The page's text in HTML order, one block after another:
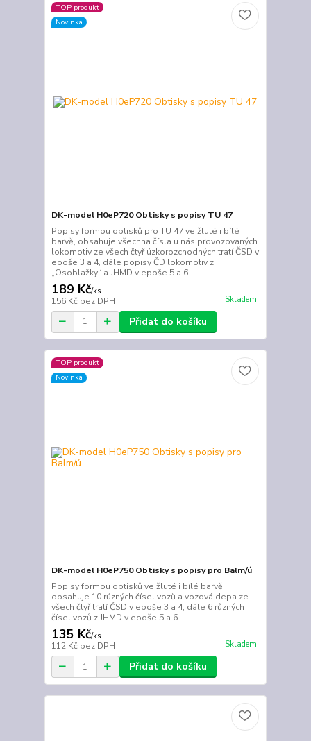
TOP produkt
Novinka
DK-model H0eP720 Obtisky s popisy TU 47
Popisy formou obtisků pro TU 47 ve žluté i bílé
barvě, obsahuje všechna čísla u nás provozovaných
lokomotiv ze všech čtyř úzkorozchodných tratí ČSD v
epoše 3 a 4, dále popisy ČD lokomotiv z
„Osoblažky“ a JHMD v epoše 5 a 6.
189 Kč/ks
156 Kč bez DPH Skladem
Přidat do košíku
TOP produkt
Novinka
DK-model H0eP750 Obtisky s popisy pro Balm/ú
Popisy formou obtisků ve žluté i bílé barvě,
obsahuje 10 různých čísel vozů a vozová depa ze
všech čtyř tratí ČSD v epoše 3 a 4, dále 6 různých
čísel vozů z JHMD v epoše 5 a 6.
135 Kč/ks
112 Kč bez DPH Skladem
Přidat do košíku